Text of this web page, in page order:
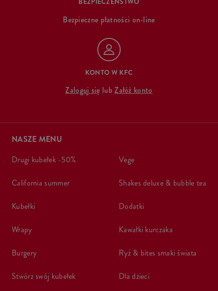
Bezpieczne płatności on-line
KONTO W KFC
Zaloguj się lubZałóż konto
NASZE MENU
drugi kubełek -50%
california summer
kubełki
wrapy
burgery
stwórz swój kubełek
vege
shakes deluxe & bubble tea
dodatki
kawałki kurczaka
ryż & bites smaki świata
dla dzieci